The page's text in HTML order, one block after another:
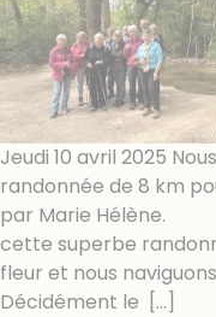
Jeudi 10 avril 2025
randonnée de 8 km
par Marie Hélène.
cette superbe
fleur et nous
Décidément le
[…]